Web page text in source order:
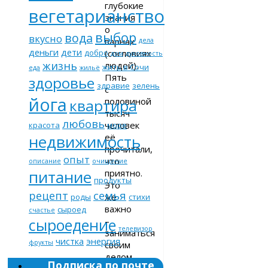
глубокие
знания
о
варнах
(сословиях
людей).
Пять
с
половиной
тысяч
человек
её
прочитали,
что
приятно.
Это
же
важно
–
заниматься
своим
делом,
вегетарианство
вкусно вода выбор дела
деньги дети добро дом духовность
еда жизнь жильё жить в Сочи
здоровье здравие зелень
йога квартира
красота любовь море
недвижимость
описание опыт очищение
питание продукты
рецепт роды семья стихи
счастье сыроед
сыроедение телевизор
фрукты чистка энергия
Подписка по почте